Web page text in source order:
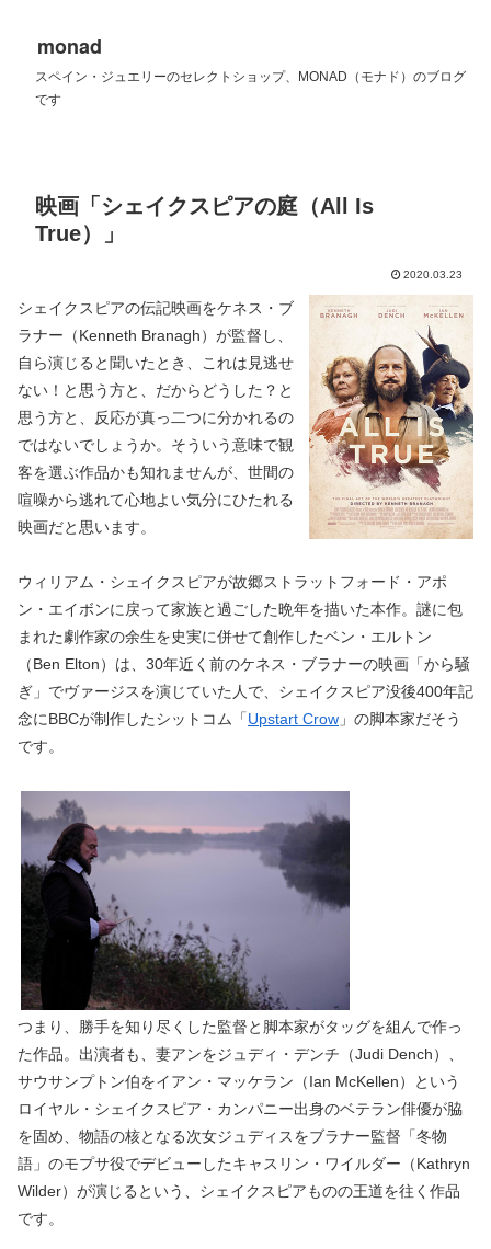
monad
スペイン・ジュエリーのセレクトショップ、MONAD（モナド）のブログ
です
映画「シェイクスピアの庭（All Is
True）」
2020.03.23
シェイクスピアの伝記映画をケネス・ブ
ラナー（Kenneth Branagh）が監督し、
自ら演じると聞いたとき、これは見逃せ
ない！と思う方と、だからどうした？と
思う方と、反応が真っ二つに分かれるの
ではないでしょうか。そういう意味で観
客を選ぶ作品かも知れませんが、世間の
喧噪から逃れて心地よい気分にひたれる
映画だと思います。
ウィリアム・シェイクスピアが故郷ストラットフォード・アポ
ン・エイボンに戻って家族と過ごした晩年を描いた本作。謎に包
まれた劇作家の余生を史実に併せて創作したベン・エルトン
（Ben Elton）は、30年近く前のケネス・ブラナーの映画「から騒
ぎ」でヴァージスを演じていた人で、シェイクスピア没後400年記
念にBBCが制作したシットコム「Upstart Crow 」の脚本家だそう
です。
つまり、勝手を知り尽くした監督と脚本家がタッグを組んで作っ
た作品。出演者も、妻アンをジュディ・デンチ（Judi Dench）、
サウサンプトン伯をイアン・マッケラン（Ian McKellen）という
ロイヤル・シェイクスピア・カンパニー出身のベテラン俳優が脇
を固め、物語の核となる次女ジュディスをブラナー監督「冬物
語」のモプサ役でデビューしたキャスリン・ワイルダー（Kathryn
Wilder）が演じるという、シェイクスピアものの王道を往く作品
です。